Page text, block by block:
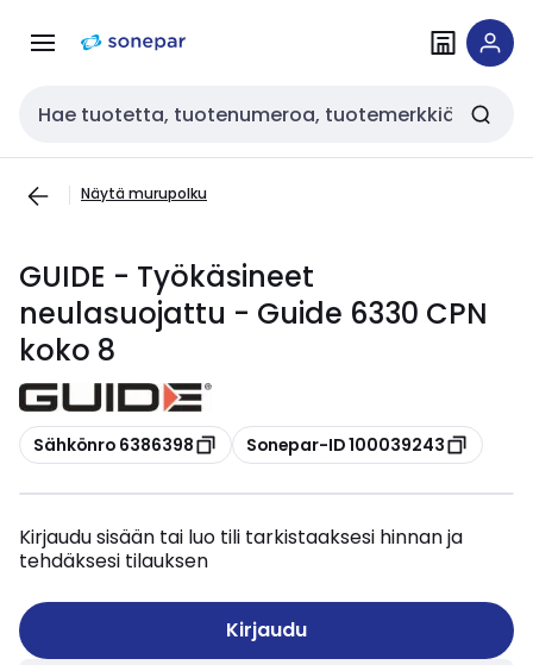
navigointiinsisältöön
Haku
Näytä murupolku
GUIDE - Työkäsineet
neulasuojattu - Guide 6330 CPN
koko 8
Kopioi
Sähkönro 6386398 Kopioi
Sonepar-ID 100039243
Kirjaudu sisään tai luo tili tarkistaaksesi hinnan ja
tehdäksesi tilauksen
Kirjaudu